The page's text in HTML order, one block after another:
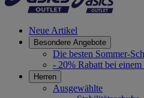
Neue Artikel
Besondere Angebote
Die besten Sommer-
- 20% Rabatt bei
Herren
Ausgewählte